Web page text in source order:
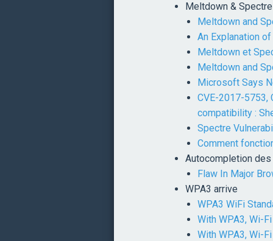
Meltdown & Spectre
Meltdown and
An Explanation
Meltdown et
Meltdown and
Microsoft Says
CVE-2017-5753,
compatibility :
Spectre
Comment
Autocompletion des
Flaw In Major
WPA3 arrive
WPA3 WiFi
With WPA3, Wi-
With WPA3, Wi-